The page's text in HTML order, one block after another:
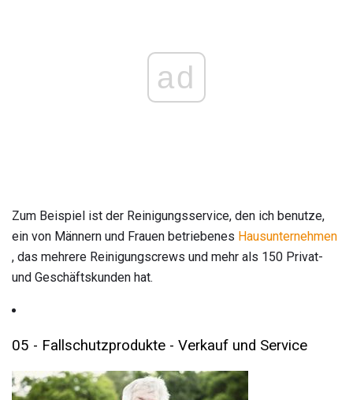
ad
Zum Beispiel ist der Reinigungsservice, den ich benutze,
ein von Männern und Frauen betriebenes Hausunternehmen
, das mehrere Reinigungscrews und mehr als 150 Privat-
und Geschäftskunden hat.
05 - Fallschutzprodukte - Verkauf und Service